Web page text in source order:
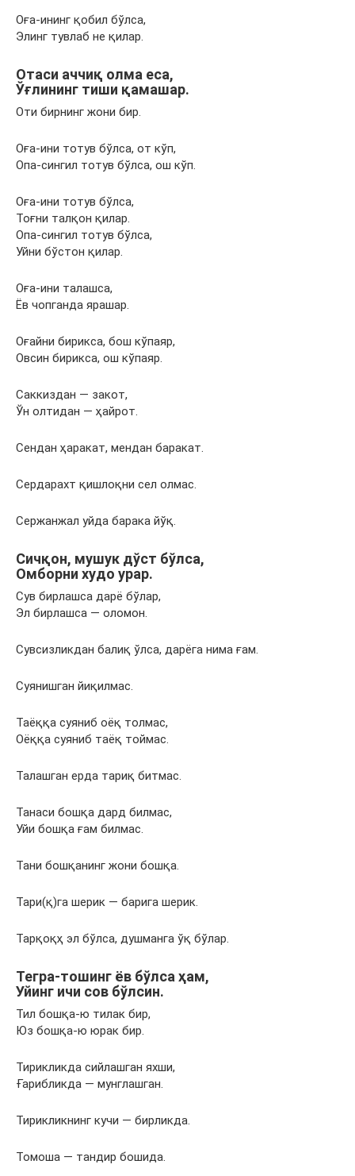
Оға-ининг қобил бўлса,
Элинг тувлаб не қилар.
Отаси аччиқ олма еса,
Ўғлининг тиши қамашар.
Оти бирнинг жони бир.
Оға-ини тотув бўлса, от кўп,
Опа-сингил тотув бўлса, ош кўп.
Оға-ини тотув бўлса,
Тоғни талқон қилар.
Опа-сингил тотув бўлса,
Уйни бўстон қилар.
Оға-ини талашса,
Ёв чопганда ярашар.
Оғайни бирикса, бош кўпаяр,
Овсин бирикса, ош кўпаяр.
Саккиздан — закот,
Ўн олтидан — ҳайрот.
Сендан ҳаракат, мендан баракат.
Сердарахт қишлоқни сел олмас.
Сержанжал уйда барака йўқ.
Сичқон, мушук дўст бўлса,
Омборни худо урар.
Сув бирлашса дарё бўлар,
Эл бирлашса — оломон.
Сувсизликдан балиқ ўлса, дарёга нима ғам.
Суянишган йиқилмас.
Таёққа суяниб оёқ толмас,
Оёққа суяниб таёқ тоймас.
Талашган ерда тариқ битмас.
Танаси бошқа дард билмас,
Уйи бошқа ғам билмас.
Тани бошқанинг жони бошқа.
Тари(қ)га шерик — барига шерик.
Тарқоқҳ эл бўлса, душманга ўқ бўлар.
Тегра-тошинг ёв бўлса ҳам,
Уйинг ичи сов бўлсин.
Тил бошқа-ю тилак бир,
Юз бошқа-ю юрак бир.
Тирикликда сийлашган яхши,
Ғарибликда — мунглашган.
Тирикликнинг кучи — бирликда.
Томоша — тандир бошида.